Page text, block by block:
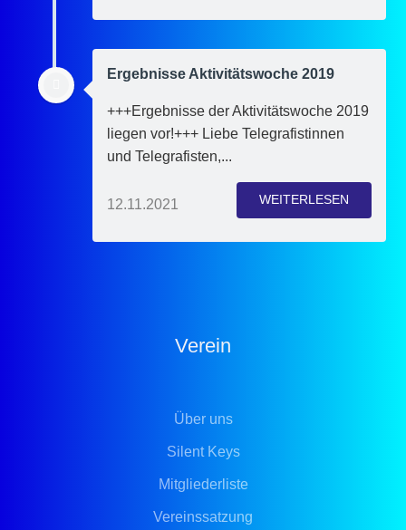
Ergebnisse Aktivitätswoche 2019
+++Ergebnisse der Aktivitätswoche 2019
liegen vor!+++ Liebe Telegrafistinnen
und Telegrafisten,...
WEITERLESEN
12.11.2021
Verein
Über uns
Silent Keys
Mitgliederliste
Vereinssatzung